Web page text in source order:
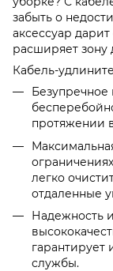
забыть о
аксессуар
расширяет
Кабель-
Безупречное
протяжении
легко
отдаленные
Надежность
гарантирует
службы.